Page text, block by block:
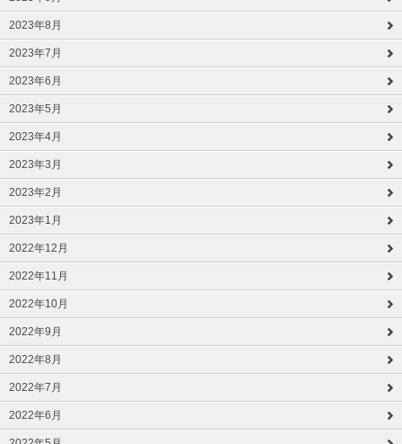
2023年8月
2023年7月
2023年6月
2023年5月
2023年4月
2023年3月
2023年2月
2023年1月
2022年12月
2022年11月
2022年10月
2022年9月
2022年8月
2022年7月
2022年6月